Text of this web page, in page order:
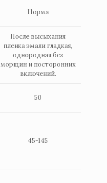
Норма
После высыхания
пленка эмали гладкая,
однородная без
морщин и посторонних
включений.
50
45-145